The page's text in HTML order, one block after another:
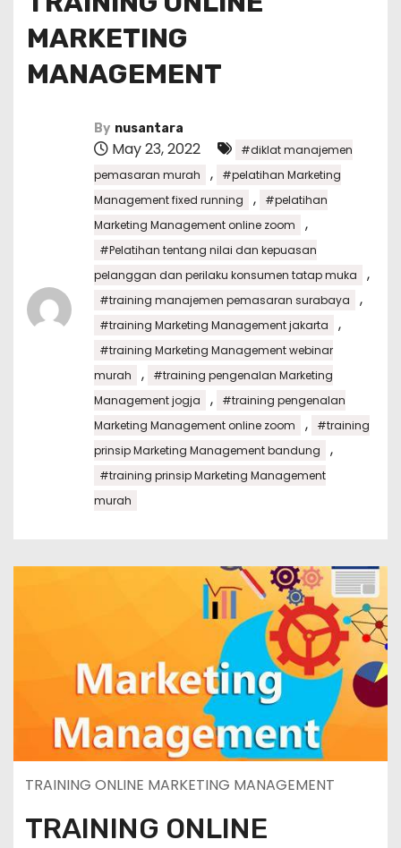
MARKETING
MANAGEMENT
By nusantara
May 23, 2022
#diklat manajemen
pemasaran murah
,
#pelatihan Marketing
Management fixed running
,
#pelatihan
Marketing Management online zoom
,
#Pelatihan tentang nilai dan kepuasan
pelanggan dan perilaku konsumen tatap muka
,
#training manajemen pemasaran surabaya ,
#training Marketing Management jakarta ,
#training Marketing Management webinar
murah
,
#training pengenalan Marketing
Management jogja
,
#training pengenalan
Marketing Management online zoom
,
#training
prinsip Marketing Management bandung
,
#training prinsip Marketing Management
murah
TRAINING ONLINE MARKETING MANAGEMENT
TRAINING ONLINE